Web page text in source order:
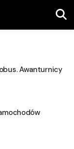
Awanturnicy